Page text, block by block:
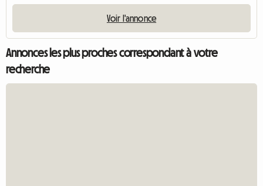
Voir l'annonce
Annonces les plus proches correspondant à votre
recherche